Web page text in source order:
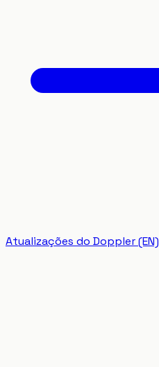
Atualizações do Doppler (EN)